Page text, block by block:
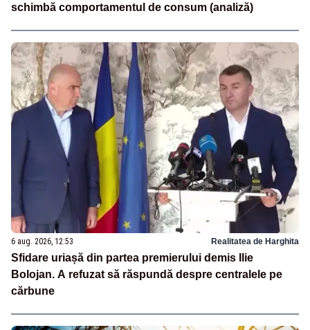
schimbă comportamentul de consum (analiză)
6 aug. 2026, 12:53 Realitatea de Harghita
Sfidare uriașă din partea premierului demis Ilie
Bolojan. A refuzat să răspundă despre centralele pe
cărbune